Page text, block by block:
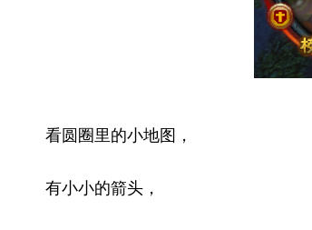
看圆圈里的小地图，
有小小的箭头，